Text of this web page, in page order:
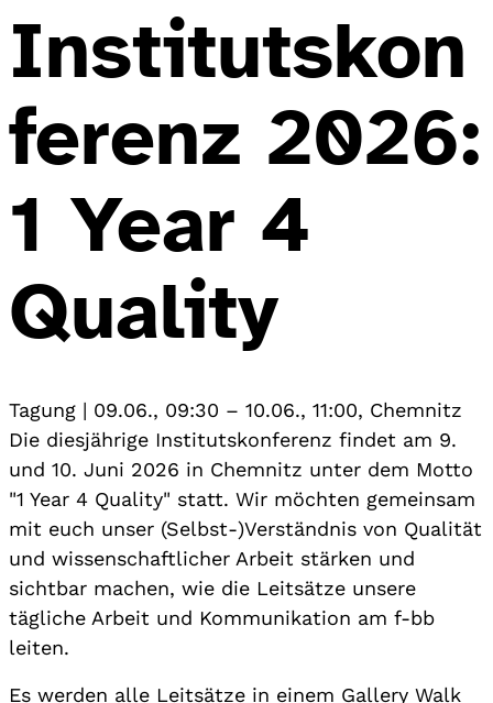
Institutskon
ferenz 2026:
1 Year 4
Quality
Tagung | 09.06., 09:30 – 10.06., 11:00, Chemnitz
Die diesjährige Institutskonferenz findet am 9.
und 10. Juni 2026 in Chemnitz unter dem Motto
"1 Year 4 Quality" statt. Wir möchten gemeinsam
mit euch unser (Selbst-)Verständnis von Qualität
und wissenschaftlicher Arbeit stärken und
sichtbar machen, wie die Leitsätze unsere
tägliche Arbeit und Kommunikation am f-bb
leiten.
Es werden alle Leitsätze in einem Gallery Walk